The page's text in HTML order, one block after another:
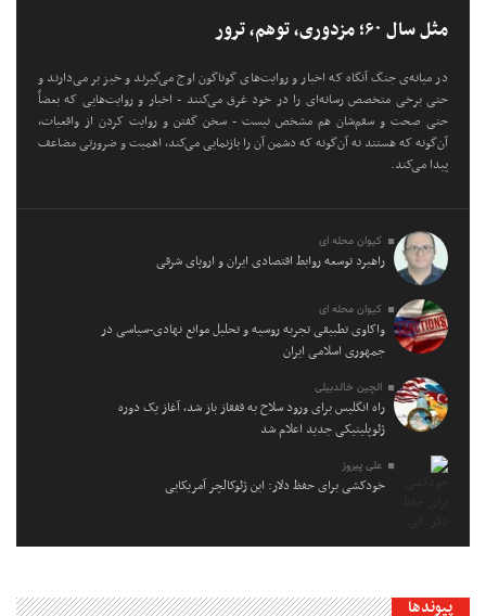
مثل سال ۶۰؛ مزدوری، توهم، ترور
در میانه‌ی جنگ آنگاه که اخبار و روایت‌های گوناگون اوج می‌گیرند و خیز بر می‌دارند و
حتی برخی متخصص رسانه‌ای را در خود غرق می‌کنند - اخبار و روایت‌هایی که بعضاً
حتی صحت و سقم‌شان هم مشخص نیست - سخن گفتن و روایت کردن از واقعیات،
آن‌گونه که هستند نه آن‌گونه که دشمن آن را بازنمایی می‌کند، اهمیت و ضرورتی مضاعف
پیدا می‌کند.
کیوان محله ای
راهبرد توسعه روابط اقتصادی ایران و اروپای شرقی
کیوان محله ای
واکاوی تطبیقی تجربه روسیه و تحلیل موانع نهادی-سیاسی در
جمهوری اسلامی ایران
الچین خالدبیلی
راه انگلیس برای ورود سلاح به قفقاز باز شد، آغاز یک دوره
ژئوپلیتیکی جدید اعلام شد
علی پیروز
خودکشی برای حفظ دلار: این ژئوکالچر آمریکایی
پیوندها